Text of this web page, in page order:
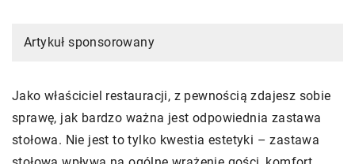
Artykuł sponsorowany
Jako właściciel restauracji, z pewnością zdajesz sobie
sprawę, jak bardzo ważna jest odpowiednia zastawa
stołowa. Nie jest to tylko kwestia estetyki – zastawa